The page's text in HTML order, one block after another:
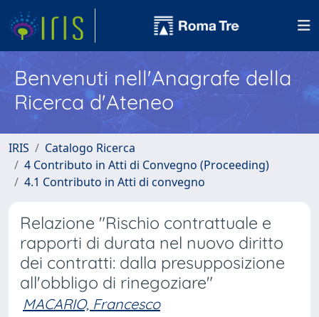
Benvenuti nell'Anagrafe della
Ricerca d'Ateneo
IRIS
Catalogo Ricerca
4 Contributo in Atti di Convegno (Proceeding)
4.1 Contributo in Atti di convegno
Relazione "Rischio contrattuale e
rapporti di durata nel nuovo diritto
dei contratti: dalla presupposizione
all'obbligo di rinegoziare"
MACARIO, Francesco